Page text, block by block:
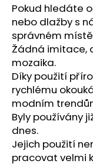
Pokud hledáte
nebo dlažby s
správném
Žádná imitace,
mozaika.
Díky použití
rychlému
modním
Byly používány
dnes.
Jejich použití
pracovat velmi
D
o
p
o
r
u
č
u
j
e
m
e